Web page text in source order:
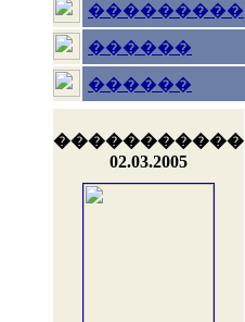
���������
������
������
�����������
02.03.2005